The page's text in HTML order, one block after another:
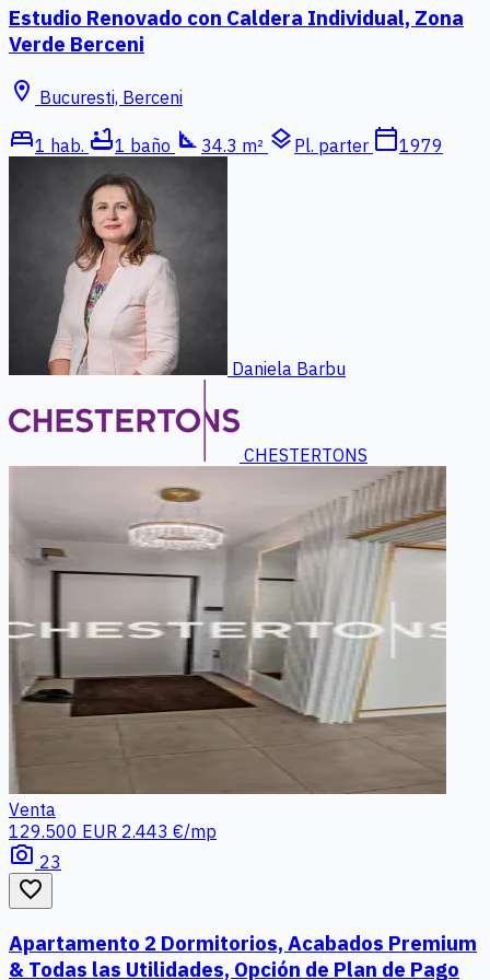
Estudio Renovado con Caldera Individual, Zona
Verde Berceni
location_on Bucuresti, Berceni
bed1 hab. bathtub1 baño square_foot 34.3 m² layers Pl. parter calendar_today1979
Daniela Barbu
CHESTERTONS
Venta
129.500 EUR 2.443 €/mp
photo_camera 23
favorite_border
Apartamento 2 Dormitorios, Acabados Premium
& Todas las Utilidades, Opción de Plan de Pago